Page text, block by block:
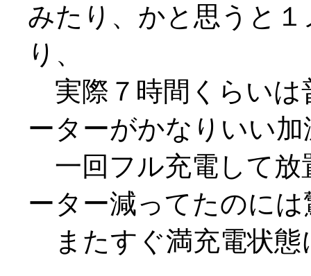
みたり、かと思うと
り、
実際７時間くらいは
ーターがかなりいい
一回フル充電して放
ーター減ってたのに
またすぐ満充電状態